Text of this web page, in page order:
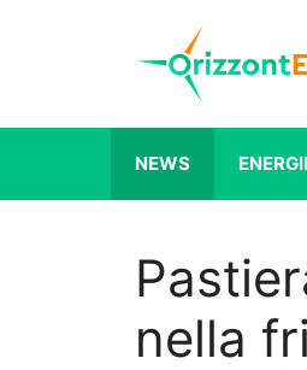
NEWS
nella